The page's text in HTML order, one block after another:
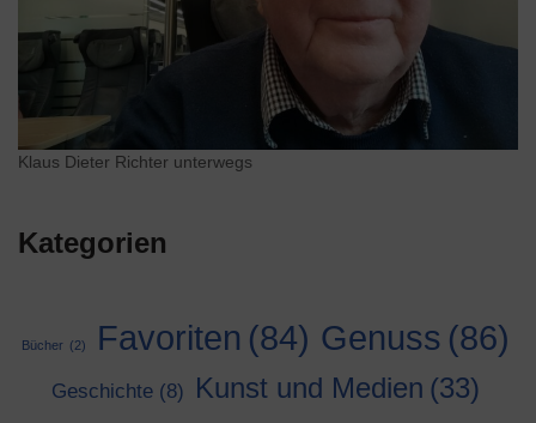
Klaus Dieter Richter unterwegs
Kategorien
Bücher (2) Favoriten (84) Genuss (86)
Geschichte (8) Kunst und Medien (33)